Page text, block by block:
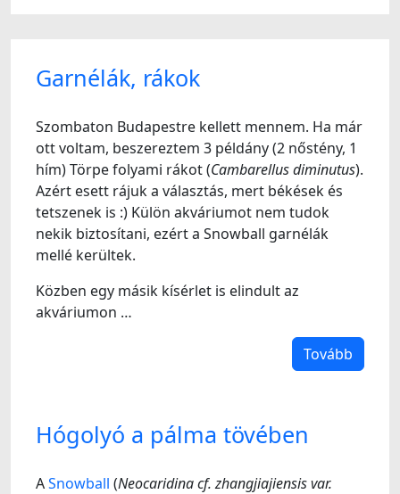
Garnélák, rákok
Szombaton Budapestre kellett mennem. Ha már
ott voltam, beszereztem 3 példány (2 nőstény, 1
hím) Törpe folyami rákot (Cambarellus diminutus).
Azért esett rájuk a választás, mert békések és
tetszenek is :) Külön akváriumot nem tudok
nekik biztosítani, ezért a Snowball garnélák
mellé kerültek.
Közben egy másik kísérlet is elindult az
akváriumon …
Tovább
Hógolyó a pálma tövében
ASnowball (Neocaridina cf. zhangjiajiensis var.